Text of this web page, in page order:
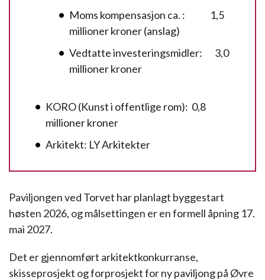
Moms kompensasjon ca. : 1,5
millioner kroner (anslag)
Vedtatte investeringsmidler: 3,0
millioner kroner
KORO (Kunst i offentlige rom): 0,8
millioner kroner
Arkitekt: LY Arkitekter
Paviljongen ved Torvet har planlagt byggestart
høsten 2026, og målsettingen er en formell åpning 17.
mai 2027.
Det er gjennomført arkitektkonkurranse,
skisseprosjekt og forprosjekt for ny paviljong på Øvre